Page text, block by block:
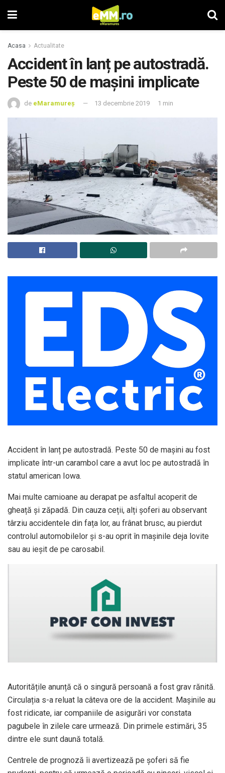
Acasa Actualitate
Accident în lanț pe autostradă.
Peste 50 de mașini implicate
de eMaramureș 13 decembrie 2019 1 min
Accident în lanț pe autostradă. Peste 50 de mașini au fost
implicate într-un carambol care a avut loc pe autostradă în
statul american Iowa.
Mai multe camioane au derapat pe asfaltul acoperit de
gheață și zăpadă. Din cauza ceții, alți șoferi au observant
târziu accidentele din fața lor, au frânat brusc, au pierdut
controlul automobilelor și s-au oprit în mașinile deja lovite
sau au ieșit de pe carosabil.
Autoritățile anunță că o singură persoană a fost grav rănită.
Circulația s-a reluat la câteva ore de la accident. Mașinile au
fost ridicate, iar companiile de asigurări vor constata
pagubele în zilele care urmează. Din primele estimări, 35
dintre ele sunt daună totală.
Centrele de prognoză îi avertizează pe șoferi să fie